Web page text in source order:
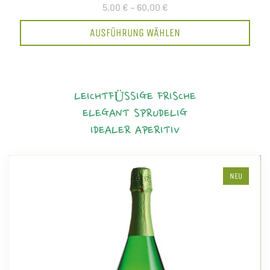
5,00 € – 60,00 €
AUSFÜHRUNG WÄHLEN
LEICHTFÜSSIGE FRISCHE
ELEGANT SPRUDELIG
IDEALER APERITIV
NEU